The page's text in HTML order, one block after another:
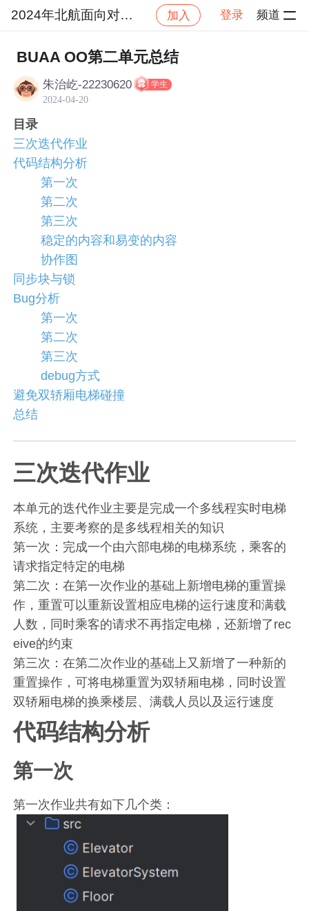
2024年北航面向对象设计与构造 加入 登录 频道
社区 2024年北航面向对象设计与构造
BUAA OO第二单元总结
朱治屹-22230620 学生
2024-04-20
目录
三次迭代作业
代码结构分析
第一次
第二次
第三次
稳定的内容和易变的内容
协作图
同步块与锁
Bug分析
第一次
第二次
第三次
debug方式
避免双轿厢电梯碰撞
总结
三次迭代作业
本单元的迭代作业主要是完成一个多线程实时电梯
系统，主要考察的是多线程相关的知识
第一次：完成一个由六部电梯的电梯系统，乘客的
请求指定特定的电梯
第二次：在第一次作业的基础上新增电梯的重置操
作，重置可以重新设置相应电梯的运行速度和满载
人数，同时乘客的请求不再指定电梯，还新增了rec
eive的约束
第三次：在第二次作业的基础上又新增了一种新的
重置操作，可将电梯重置为双轿厢电梯，同时设置
双轿厢电梯的换乘楼层、满载人员以及运行速度
代码结构分析
第一次
第一次作业共有如下几个类：